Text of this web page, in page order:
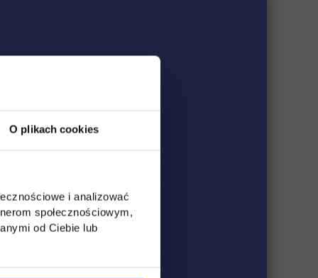
O plikach cookies
i analizować
społecznościowym,
od Ciebie lub